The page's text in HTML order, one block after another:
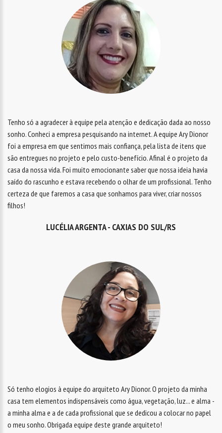
Tenho só a agradecer à equipe pela atenção e dedicação dada ao nosso
sonho. Conheci a empresa pesquisando na internet. A equipe Ary Dionor
foi a empresa em que sentimos mais confiança, pela lista de itens que
são entregues no projeto e pelo custo-benefício. Afinal é o projeto da
casa da nossa vida. Foi muito emocionante saber que nossa ideia havia
saído do rascunho e estava recebendo o olhar de um profissional. Tenho
certeza de que faremos a casa que sonhamos para viver, criar nossos
filhos!
LUCÉLIA ARGENTA - CAXIAS DO SUL/RS
Só tenho elogios à equipe do arquiteto Ary Dionor. O projeto da minha
casa tem elementos indispensáveis como água, vegetação, luz... e alma -
a minha alma e a de cada profissional que se dedicou a colocar no papel
o meu sonho. Obrigada equipe deste grande arquiteto!